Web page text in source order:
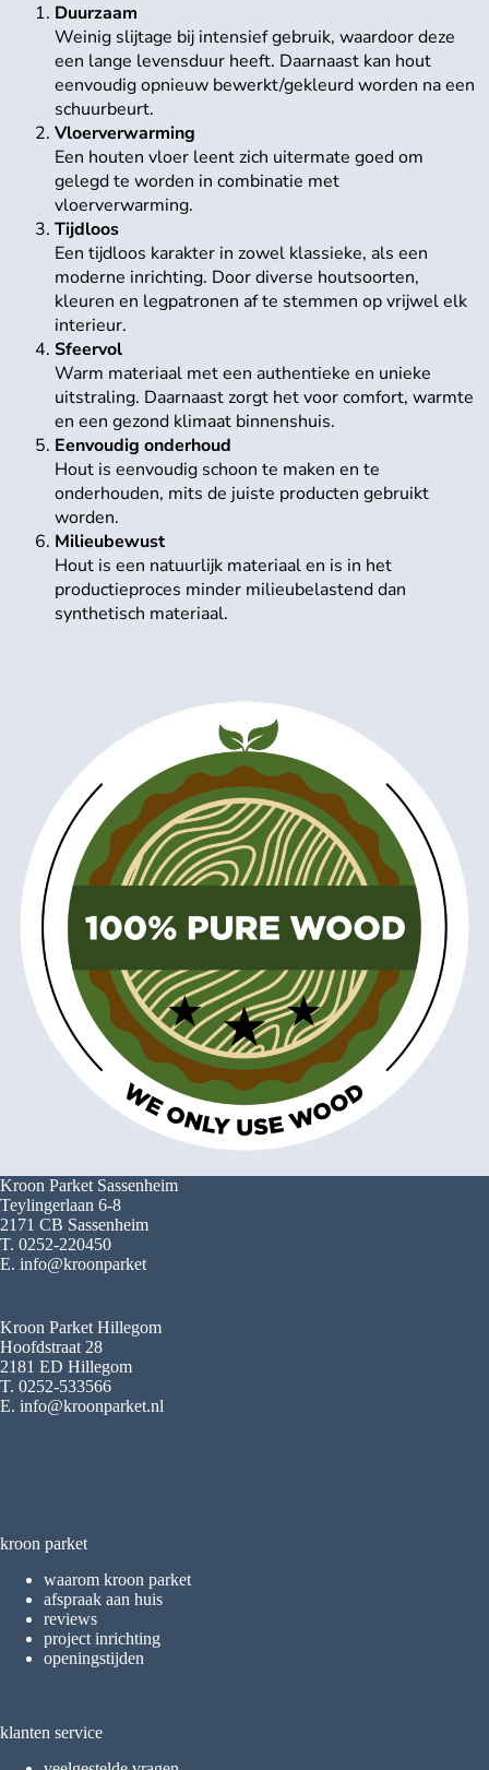
Duurzaam
Weinig slijtage bij intensief gebruik, waardoor deze
een lange levensduur heeft. Daarnaast kan hout
eenvoudig opnieuw bewerkt/gekleurd worden na een
schuurbeurt.
Vloerverwarming
Een houten vloer leent zich uitermate goed om
gelegd te worden in combinatie met
vloerverwarming.
Tijdloos
Een tijdloos karakter in zowel klassieke, als een
moderne inrichting. Door diverse houtsoorten,
kleuren en legpatronen af te stemmen op vrijwel elk
interieur.
Sfeervol
Warm materiaal met een authentieke en unieke
uitstraling. Daarnaast zorgt het voor comfort, warmte
en een gezond klimaat binnenshuis.
Eenvoudig onderhoud
Hout is eenvoudig schoon te maken en te
onderhouden, mits de juiste producten gebruikt
worden.
Milieubewust
Hout is een natuurlijk materiaal en is in het
productieproces minder milieubelastend dan
synthetisch materiaal.
Kroon Parket Sassenheim
Teylingerlaan 6-8
2171 CB Sassenheim
T. 0252-220450
E. info@kroonparket
Kroon Parket Hillegom
Hoofdstraat 28
2181 ED Hillegom
T. 0252-533566
E. info@kroonparket.nl
kroon parket
waarom kroon parket
afspraak aan huis
reviews
project inrichting
openingstijden
klanten service